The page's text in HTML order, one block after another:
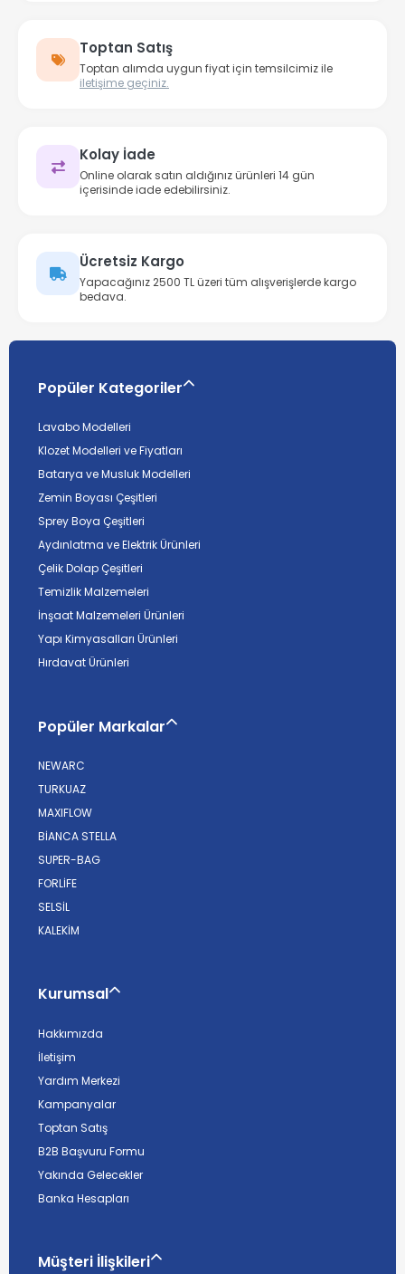
Toptan Satış
Toptan alımda uygun fiyat için temsilcimiz ile
iletişime geçiniz.
Kolay İade
Online olarak satın aldığınız ürünleri 14 gün
içerisinde iade edebilirsiniz.
Ücretsiz Kargo
Yapacağınız 2500 TL üzeri tüm alışverişlerde kargo
bedava.
Popüler Kategoriler
Lavabo Modelleri
Klozet Modelleri ve Fiyatları
Batarya ve Musluk Modelleri
Zemin Boyası Çeşitleri
Sprey Boya Çeşitleri
Aydınlatma ve Elektrik Ürünleri
Çelik Dolap Çeşitleri
Temizlik Malzemeleri
İnşaat Malzemeleri Ürünleri
Yapı Kimyasalları Ürünleri
Hırdavat Ürünleri
Popüler Markalar
NEWARC
TURKUAZ
MAXIFLOW
BİANCA STELLA
SUPER-BAG
FORLİFE
SELSİL
KALEKİM
Kurumsal
Hakkımızda
İletişim
Yardım Merkezi
Kampanyalar
Toptan Satış
B2B Başvuru Formu
Yakında Gelecekler
Banka Hesapları
Müşteri İlişkileri